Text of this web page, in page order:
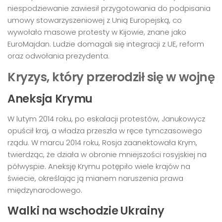
niespodziewanie zawiesił przygotowania do podpisania
umowy stowarzyszeniowej z Unią Europejską, co
wywołało masowe protesty w Kijowie, znane jako
EuroMajdan. Ludzie domagali się integracji z UE, reform
oraz odwołania prezydenta.
Kryzys, który przerodził się w wojnę
Aneksja Krymu
W lutym 2014 roku, po eskalacji protestów, Janukowycz
opuścił kraj, a władza przeszła w ręce tymczasowego
rządu. W marcu 2014 roku, Rosja zaanektowała Krym,
twierdząc, że działa w obronie mniejszości rosyjskiej na
półwyspie. Aneksję Krymu potępiło wiele krajów na
świecie, określając ją mianem naruszenia prawa
międzynarodowego.
Walki na wschodzie Ukrainy